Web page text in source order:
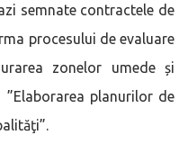
semnate contractele de
procesului de evaluare
zonelor umede și
”Elaborarea planurilor de